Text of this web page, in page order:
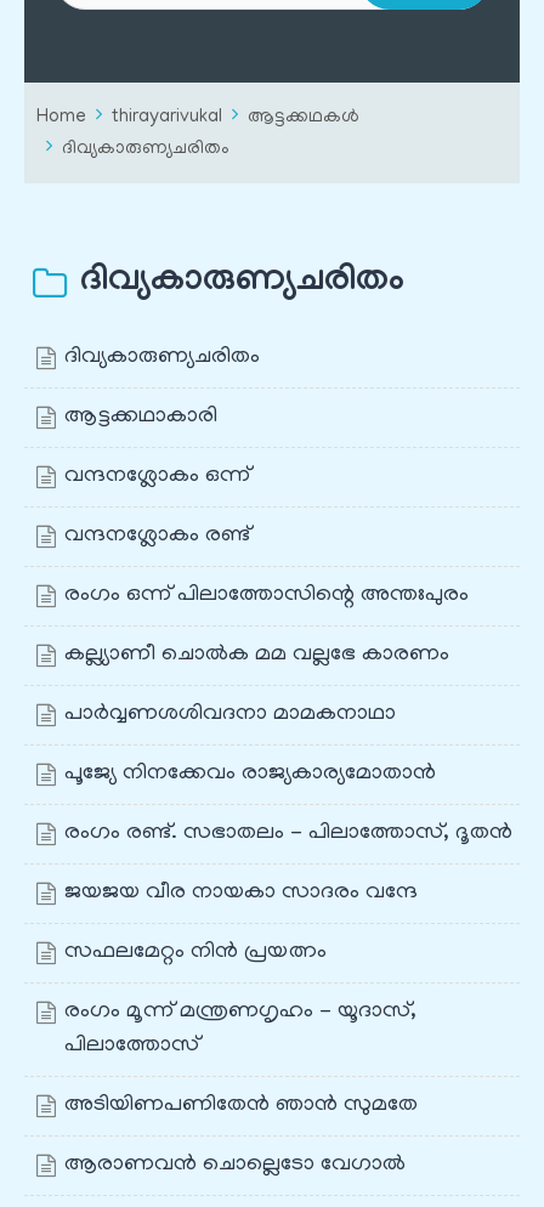
Home thirayarivukal
ആട്ടക്കഥകൾ
ദിവ്യകാരുണ്യചരിതം
ദിവ്യകാരുണ്യചരിതം
ദിവ്യകാരുണ്യചരിതം
ആട്ടക്കഥാകാരി
വന്ദനശ്ലോകം ഒന്ന്
വന്ദനശ്ലോകം രണ്ട്
രംഗം ഒന്ന് പിലാത്തോസിന്റെ അന്തഃപുരം
കല്ല്യാണീ ചൊല്‍ക മമ വല്ലഭേ കാരണം
പാര്‍വ്വണശശിവദനാ മാമകനാഥാ
പൂജ്യേ നിനക്കേവം രാജ്യകാര്യമോതാൻ
രംഗം രണ്ട്. സഭാതലം - പിലാത്തോസ്‌, ദൂതൻ
ജയജയ വീര നായകാ സാദരം വന്ദേ
സഫലമേറ്റം നിൻ പ്രയത്നം
രംഗം മൂന്ന് മന്ത്രണഗൃഹം - യൂദാസ്‌,
പിലാത്തോസ്‌
അടിയിണപണിതേൻ ഞാൻ സുമതേ
ആരാണവൻ ചൊല്ലെടോ വേഗാൽ